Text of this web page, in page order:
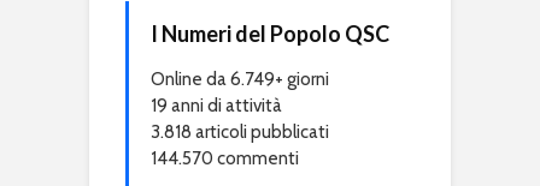
I Numeri del Popolo QSC
Online da 6.749+ giorni
19 anni di attività
3.818 articoli pubblicati
144.570 commenti